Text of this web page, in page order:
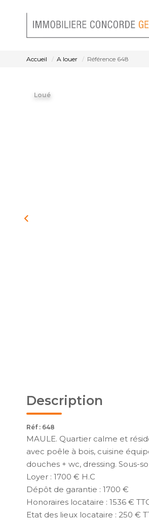
Accueil A louer Référence 648
Loué
Description
Réf : 648
MAULE. Quartier calme et
avec poêle à bois, cuisine
douches + wc, dressing. Sous-
Loyer : 1700 € H.C
Dépôt de garantie : 1700 €
Honoraires locataire : 1536 €
Etat des lieux locataire : 250 €